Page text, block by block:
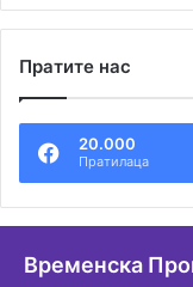
т
н
т
Пратите нас
20.000
Пратилаца
Временска